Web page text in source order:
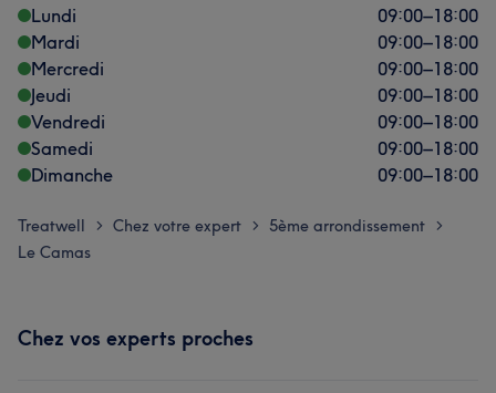
Lundi
09:00–18:00
Mardi
09:00–18:00
Mercredi
09:00–18:00
Jeudi
09:00–18:00
Vendredi
09:00–18:00
Samedi
09:00–18:00
Dimanche
09:00–18:00
Treatwell > Chez votre expert > 5ème arrondissement >
Le Camas
Chez vos experts proches